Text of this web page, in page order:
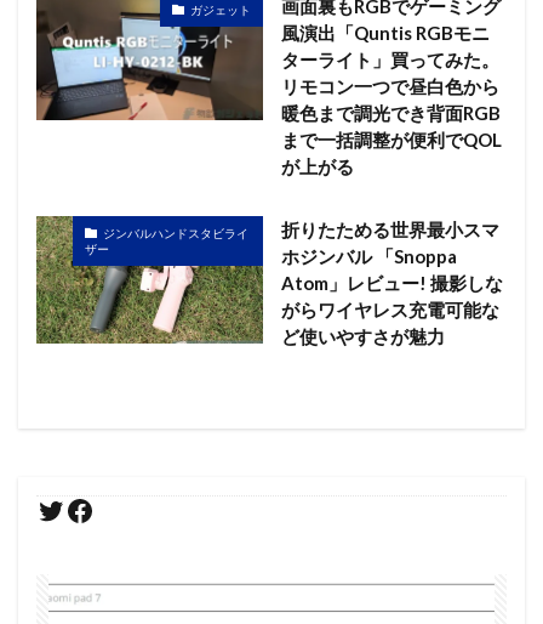
ガジェット
画面裏もRGBでゲーミング
風演出「Quntis RGBモニ
ターライト」買ってみた。
リモコン一つで昼白色から
暖色まで調光でき背面RGB
まで一括調整が便利でQOL
が上がる
ジンバルハンドスタビライ
ザー
折りたためる世界最小スマ
ホジンバル 「Snoppa
Atom」レビュー! 撮影しな
がらワイヤレス充電可能な
ど使いやすさが魅力